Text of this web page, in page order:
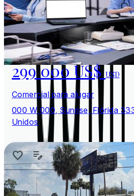
299 000 US$USD
Comercial para alugar
000 W 000, Sunrise, Flórida
Unidos